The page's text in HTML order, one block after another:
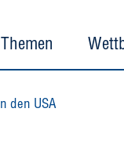
Themen
den USA